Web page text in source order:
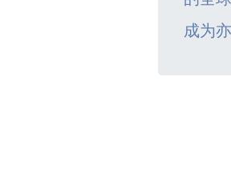
成为